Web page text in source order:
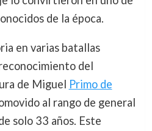
de la época.
en varias batallas
del
de Miguel Primo de
al rango de general
solo 33 años. Este